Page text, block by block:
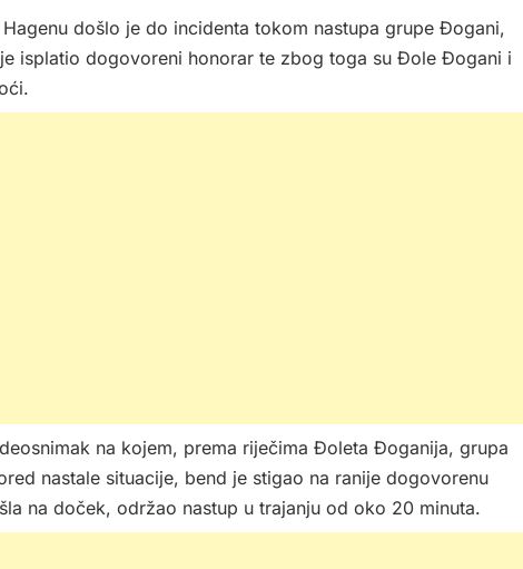
došlo je do incidenta tokom nastupa grupe Đogani,
isplatio dogovoreni honorar te zbog toga su Đole Đogani i
na kojem, prema riječima Đoleta Đoganija, grupa
nastale situacije, bend je stigao na ranije dogovorenu
na doček, održao nastup u trajanju od oko 20 minuta.